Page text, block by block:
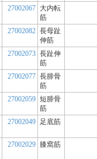
27002067 大内転
筋
27002082 長母趾
伸筋
27002073 長趾伸
筋
27002077 長腓骨
筋
27002059 短腓骨
筋
27002049 足底筋
27002029 膝窩筋